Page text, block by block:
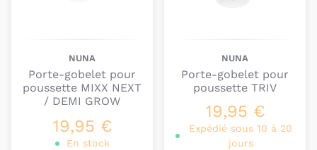
NUNA
Porte-gobelet pour
poussette MIXX NEXT
/ DEMI GROW
19,95 €
En stock
NUNA
Porte-gobelet pour
poussette TRIV
19,95 €
Expédié sous 10 à 20
jours